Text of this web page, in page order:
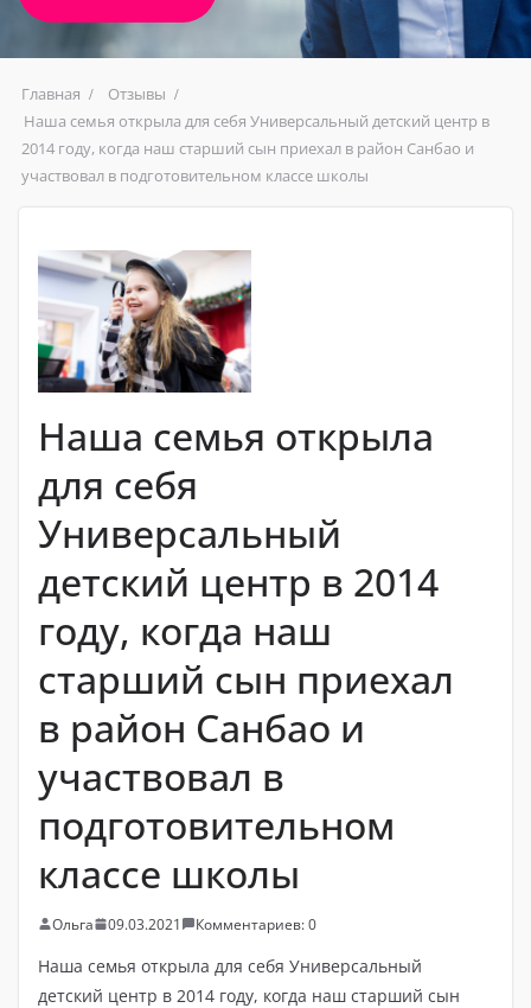
Главная
Отзывы
Наша семья открыла для себя Универсальный детский центр в
2014 году, когда наш старший сын приехал в район Санбао и
участвовал в подготовительном классе школы
Наша семья открыла
для себя
Универсальный
детский центр в 2014
году, когда наш
старший сын приехал
в район Санбао и
участвовал в
подготовительном
классе школы
Ольга 09.03.2021 Комментариев: 0
Наша семья открыла для себя Универсальный
детский центр в 2014 году, когда наш старший сын